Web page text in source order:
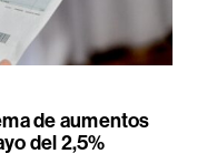
de aumentos
del 2,5%